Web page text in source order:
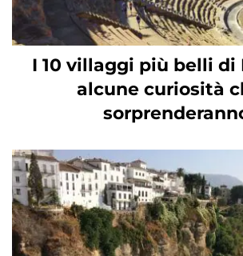
I 10 villaggi più belli di
alcune curiosità